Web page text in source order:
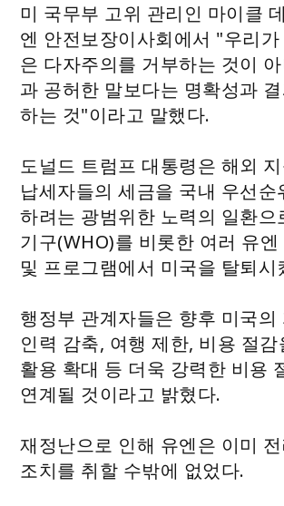
미 국무부 고위 관리인 마이클
엔 안전보장이사회에서 "우리가
은 다자주의를 거부하는 것이
과 공허한 말보다는 명확성과
하는 것"이라고 말했다.
도널드 트럼프 대통령은 해외
납세자들의 세금을 국내 우선순
하려는 광범위한 노력의 일환으
기구(WHO)를 비롯한 여러 유
및 프로그램에서 미국을 탈퇴시
행정부 관계자들은 향후 미국의
인력 감축, 여행 제한, 비용 절
활용 확대 등 더욱 강력한 비용
연계될 것이라고 밝혔다.
재정난으로 인해 유엔은 이미
조치를 취할 수밖에 없었다.